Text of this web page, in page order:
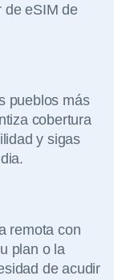
de eSIM de
pueblos más
cobertura
y sigas
remota con
plan o la
de acudir